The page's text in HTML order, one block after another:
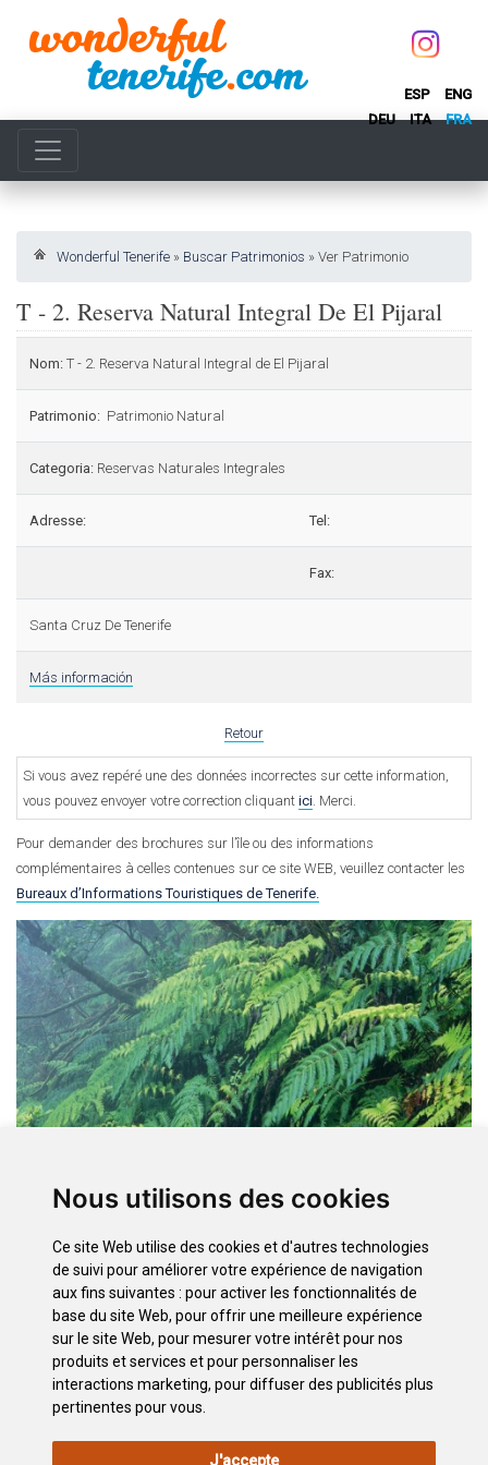
Nous utilisons des cookies
Ce site Web utilise des cookies et d'autres technologies
de suivi pour améliorer votre expérience de navigation
aux fins suivantes : pour activer les fonctionnalités de
base du site Web, pour offrir une meilleure expérience
sur le site Web, pour mesurer votre intérêt pour nos
produits et services et pour personnaliser les
interactions marketing, pour diffuser des publicités plus
pertinentes pour vous
J'accepte
ESP
ENG
DEU
ITA FRA
Wonderful Tenerife » Buscar Patrimonios » Ver Patrimonio
Opciones
Liste des Hébergements
Liste des Restaurants
Recherche Hébergement
Recherche Restaurants
T - 2. Reserva Natural Integral De El Pijaral
Nom: T - 2. Reserva Natural Integral de El Pijaral
Patrimonio: Patrimonio Natural
Categoria: Reservas Naturales Integrales
Adresse: Tel:
Fax:
Santa Cruz De Tenerife
Más información
Retour
Si vous avez repéré une des données incorrectes sur cette information,
vous pouvez envoyer votre correction cliquant ici. Merci.
Pour demander des brochures sur l’île ou des informations
complémentaires à celles contenues sur ce site WEB, veuillez contacter les
Bureaux d’Informations Touristiques de Tenerife.
POLITIQUE